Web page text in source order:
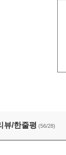
DVD 미포함)
뷰/한줄평 (56/28)